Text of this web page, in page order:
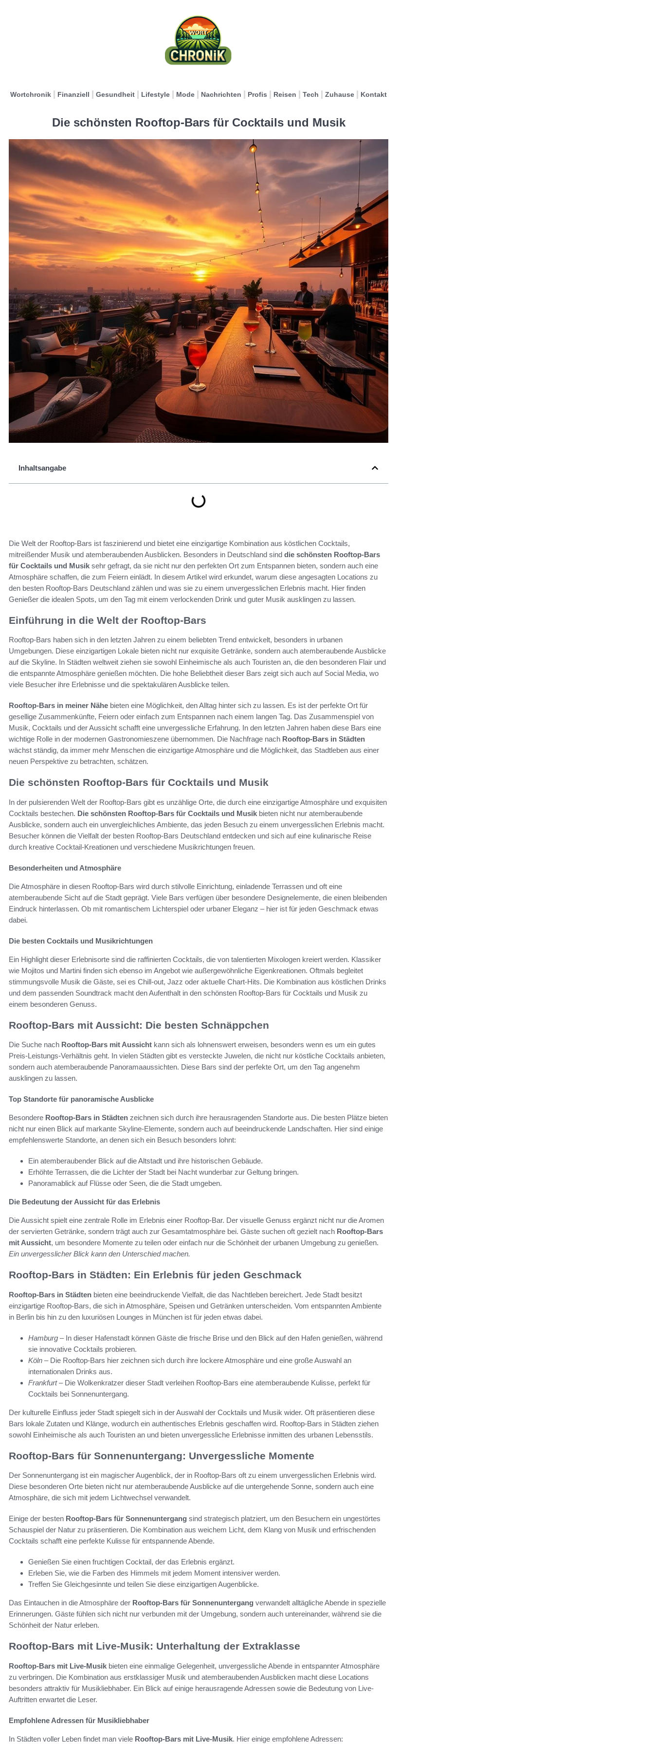
Wortchronik Finanziell Gesundheit Lifestyle Mode Nachrichten Profis Reisen Tech Zuhause Kontakt
Die schönsten Rooftop-Bars für Cocktails und Musik
Inhaltsangabe
Die Welt der Rooftop-Bars ist faszinierend und bietet eine einzigartige Kombination aus köstlichen Cocktails,
mitreißender Musik und atemberaubenden Ausblicken. Besonders in Deutschland sind die schönsten Rooftop-Bars
für Cocktails und Musik sehr gefragt, da sie nicht nur den perfekten Ort zum Entspannen bieten, sondern auch eine
Atmosphäre schaffen, die zum Feiern einlädt. In diesem Artikel wird erkundet, warum diese angesagten Locations zu
den besten Rooftop-Bars Deutschland zählen und was sie zu einem unvergesslichen Erlebnis macht. Hier finden
Genießer die idealen Spots, um den Tag mit einem verlockenden Drink und guter Musik ausklingen zu lassen.
Einführung in die Welt der Rooftop-Bars
Rooftop-Bars haben sich in den letzten Jahren zu einem beliebten Trend entwickelt, besonders in urbanen
Umgebungen. Diese einzigartigen Lokale bieten nicht nur exquisite Getränke, sondern auch atemberaubende Ausblicke
auf die Skyline. In Städten weltweit ziehen sie sowohl Einheimische als auch Touristen an, die den besonderen Flair und
die entspannte Atmosphäre genießen möchten. Die hohe Beliebtheit dieser Bars zeigt sich auch auf Social Media, wo
viele Besucher ihre Erlebnisse und die spektakulären Ausblicke teilen.
Rooftop-Bars in meiner Nähe bieten eine Möglichkeit, den Alltag hinter sich zu lassen. Es ist der perfekte Ort für
gesellige Zusammenkünfte, Feiern oder einfach zum Entspannen nach einem langen Tag. Das Zusammenspiel von
Musik, Cocktails und der Aussicht schafft eine unvergessliche Erfahrung. In den letzten Jahren haben diese Bars eine
wichtige Rolle in der modernen Gastronomieszene übernommen. Die Nachfrage nach Rooftop-Bars in Städten
wächst ständig, da immer mehr Menschen die einzigartige Atmosphäre und die Möglichkeit, das Stadtleben aus einer
neuen Perspektive zu betrachten, schätzen.
Die schönsten Rooftop-Bars für Cocktails und Musik
In der pulsierenden Welt der Rooftop-Bars gibt es unzählige Orte, die durch eine einzigartige Atmosphäre und exquisiten
Cocktails bestechen. Die schönsten Rooftop-Bars für Cocktails und Musik bieten nicht nur atemberaubende
Ausblicke, sondern auch ein unvergleichliches Ambiente, das jeden Besuch zu einem unvergesslichen Erlebnis macht.
Besucher können die Vielfalt der besten Rooftop-Bars Deutschland entdecken und sich auf eine kulinarische Reise
durch kreative Cocktail-Kreationen und verschiedene Musikrichtungen freuen.
Besonderheiten und Atmosphäre
Die Atmosphäre in diesen Rooftop-Bars wird durch stilvolle Einrichtung, einladende Terrassen und oft eine
atemberaubende Sicht auf die Stadt geprägt. Viele Bars verfügen über besondere Designelemente, die einen bleibenden
Eindruck hinterlassen. Ob mit romantischem Lichterspiel oder urbaner Eleganz – hier ist für jeden Geschmack etwas
dabei.
Die besten Cocktails und Musikrichtungen
Ein Highlight dieser Erlebnisorte sind die raffinierten Cocktails, die von talentierten Mixologen kreiert werden. Klassiker
wie Mojitos und Martini finden sich ebenso im Angebot wie außergewöhnliche Eigenkreationen. Oftmals begleitet
stimmungsvolle Musik die Gäste, sei es Chill-out, Jazz oder aktuelle Chart-Hits. Die Kombination aus köstlichen Drinks
und dem passenden Soundtrack macht den Aufenthalt in den schönsten Rooftop-Bars für Cocktails und Musik zu
einem besonderen Genuss.
Rooftop-Bars mit Aussicht: Die besten Schnäppchen
Die Suche nach Rooftop-Bars mit Aussicht kann sich als lohnenswert erweisen, besonders wenn es um ein gutes
Preis-Leistungs-Verhältnis geht. In vielen Städten gibt es versteckte Juwelen, die nicht nur köstliche Cocktails anbieten,
sondern auch atemberaubende Panoramaaussichten. Diese Bars sind der perfekte Ort, um den Tag angenehm
ausklingen zu lassen.
Top Standorte für panoramische Ausblicke
Besondere Rooftop-Bars in Städten zeichnen sich durch ihre herausragenden Standorte aus. Die besten Plätze bieten
nicht nur einen Blick auf markante Skyline-Elemente, sondern auch auf beeindruckende Landschaften. Hier sind einige
empfehlenswerte Standorte, an denen sich ein Besuch besonders lohnt:
Ein atemberaubender Blick auf die Altstadt und ihre historischen Gebäude.
Erhöhte Terrassen, die die Lichter der Stadt bei Nacht wunderbar zur Geltung bringen.
Panoramablick auf Flüsse oder Seen, die die Stadt umgeben.
Die Bedeutung der Aussicht für das Erlebnis
Die Aussicht spielt eine zentrale Rolle im Erlebnis einer Rooftop-Bar. Der visuelle Genuss ergänzt nicht nur die Aromen
der servierten Getränke, sondern trägt auch zur Gesamtatmosphäre bei. Gäste suchen oft gezielt nach Rooftop-Bars
mit Aussicht, um besondere Momente zu teilen oder einfach nur die Schönheit der urbanen Umgebung zu genießen.
Ein unvergesslicher Blick kann den Unterschied machen.
Rooftop-Bars in Städten: Ein Erlebnis für jeden Geschmack
Rooftop-Bars in Städten bieten eine beeindruckende Vielfalt, die das Nachtleben bereichert. Jede Stadt besitzt
einzigartige Rooftop-Bars, die sich in Atmosphäre, Speisen und Getränken unterscheiden. Vom entspannten Ambiente
in Berlin bis hin zu den luxuriösen Lounges in München ist für jeden etwas dabei.
Hamburg – In dieser Hafenstadt können Gäste die frische Brise und den Blick auf den Hafen genießen, während
sie innovative Cocktails probieren.
Köln – Die Rooftop-Bars hier zeichnen sich durch ihre lockere Atmosphäre und eine große Auswahl an
internationalen Drinks aus.
Frankfurt– Die Wolkenkratzer dieser Stadt verleihen Rooftop-Bars eine atemberaubende Kulisse, perfekt für
Cocktails bei Sonnenuntergang.
Der kulturelle Einfluss jeder Stadt spiegelt sich in der Auswahl der Cocktails und Musik wider. Oft präsentieren diese
Bars lokale Zutaten und Klänge, wodurch ein authentisches Erlebnis geschaffen wird. Rooftop-Bars in Städten ziehen
sowohl Einheimische als auch Touristen an und bieten unvergessliche Erlebnisse inmitten des urbanen Lebensstils.
Rooftop-Bars für Sonnenuntergang: Unvergessliche Momente
Der Sonnenuntergang ist ein magischer Augenblick, der in Rooftop-Bars oft zu einem unvergesslichen Erlebnis wird.
Diese besonderen Orte bieten nicht nur atemberaubende Ausblicke auf die untergehende Sonne, sondern auch eine
Atmosphäre, die sich mit jedem Lichtwechsel verwandelt.
Einige der besten Rooftop-Bars für Sonnenuntergang sind strategisch platziert, um den Besuchern ein ungestörtes
Schauspiel der Natur zu präsentieren. Die Kombination aus weichem Licht, dem Klang von Musik und erfrischenden
Cocktails schafft eine perfekte Kulisse für entspannende Abende.
Genießen Sie einen fruchtigen Cocktail, der das Erlebnis ergänzt.
Erleben Sie, wie die Farben des Himmels mit jedem Moment intensiver werden.
Treffen Sie Gleichgesinnte und teilen Sie diese einzigartigen Augenblicke.
Das Eintauchen in die Atmosphäre der Rooftop-Bars für Sonnenuntergang verwandelt alltägliche Abende in spezielle
Erinnerungen. Gäste fühlen sich nicht nur verbunden mit der Umgebung, sondern auch untereinander, während sie die
Schönheit der Natur erleben.
Rooftop-Bars mit Live-Musik: Unterhaltung der Extraklasse
Rooftop-Bars mit Live-Musik bieten eine einmalige Gelegenheit, unvergessliche Abende in entspannter Atmosphäre
zu verbringen. Die Kombination aus erstklassiger Musik und atemberaubenden Ausblicken macht diese Locations
besonders attraktiv für Musikliebhaber. Ein Blick auf einige herausragende Adressen sowie die Bedeutung von Live-
Auftritten erwartet die Leser.
Empfohlene Adressen für Musikliebhaber
In Städten voller Leben findet man viele Rooftop-Bars mit Live-Musik. Hier einige empfohlene Adressen: